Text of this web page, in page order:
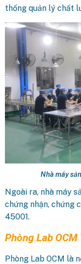
thống quản lý chất
Nhà máy
Ngoài ra, nhà máy
chứng nhận, chứng
45001.
Phòng Lab OCM
Phòng Lab OCM là